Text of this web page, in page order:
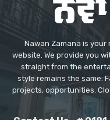
Nawan Zamana is
website. We provide you
straight from the
style remains the same.
projects, opportunities.